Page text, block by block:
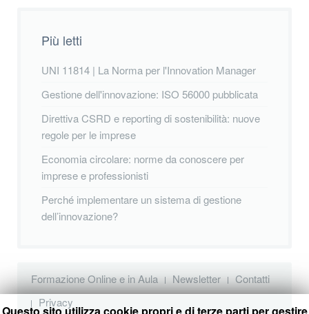
Più letti
UNI 11814 | La Norma per l'Innovation Manager
Gestione dell'innovazione: ISO 56000 pubblicata
Direttiva CSRD e reporting di sostenibilità: nuove
regole per le imprese
Economia circolare: norme da conoscere per
imprese e professionisti
Perché implementare un sistema di gestione
dell’innovazione?
Formazione Online e in Aula Newsletter
Contatti
Privacy